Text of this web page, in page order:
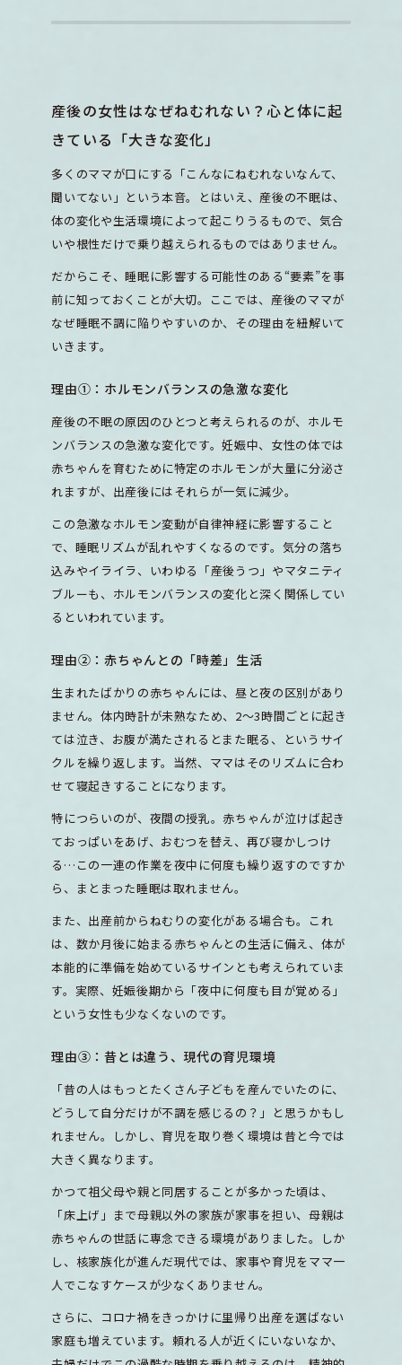
産後の女性はなぜねむれない？心と体に起
きている「大きな変化」
多くのママが口にする「こんなにねむれないなんて、
聞いてない」という本音。とはいえ、産後の不眠は、
体の変化や生活環境によって起こりうるもので、気合
いや根性だけで乗り越えられるものではありません。
だからこそ、睡眠に影響する可能性のある“要素”を事
前に知っておくことが大切。ここでは、産後のママが
なぜ睡眠不調に陥りやすいのか、その理由を紐解いて
いきます。
理由①：ホルモンバランスの急激な変化
産後の不眠の原因のひとつと考えられるのが、ホルモ
ンバランスの急激な変化です。妊娠中、女性の体では
赤ちゃんを育むために特定のホルモンが大量に分泌さ
れますが、出産後にはそれらが一気に減少。
この急激なホルモン変動が自律神経に影響すること
で、睡眠リズムが乱れやすくなるのです。気分の落ち
込みやイライラ、いわゆる「産後うつ」やマタニティ
ブルーも、ホルモンバランスの変化と深く関係してい
るといわれています。
理由②：赤ちゃんとの「時差」生活
生まれたばかりの赤ちゃんには、昼と夜の区別があり
ません。体内時計が未熟なため、2〜3時間ごとに起き
ては泣き、お腹が満たされるとまた眠る、というサイ
クルを繰り返します。当然、ママはそのリズムに合わ
せて寝起きすることになります。
特につらいのが、夜間の授乳。赤ちゃんが泣けば起き
ておっぱいをあげ、おむつを替え、再び寝かしつけ
る…この一連の作業を夜中に何度も繰り返すのですか
ら、まとまった睡眠は取れません。
また、出産前からねむりの変化がある場合も。これ
は、数か月後に始まる赤ちゃんとの生活に備え、体が
本能的に準備を始めているサインとも考えられていま
す。実際、妊娠後期から「夜中に何度も目が覚める」
という女性も少なくないのです。
理由③：昔とは違う、現代の育児環境
「昔の人はもっとたくさん子どもを産んでいたのに、
どうして自分だけが不調を感じるの？」と思うかもし
れません。しかし、育児を取り巻く環境は昔と今では
大きく異なります。
かつて祖父母や親と同居することが多かった頃は、
「床上げ」まで母親以外の家族が家事を担い、母親は
赤ちゃんの世話に専念できる環境がありました。しか
し、核家族化が進んだ現代では、家事や育児をママ一
人でこなすケースが少なくありません。
さらに、コロナ禍をきっかけに里帰り出産を選ばない
家庭も増えています。頼れる人が近くにいないなか、